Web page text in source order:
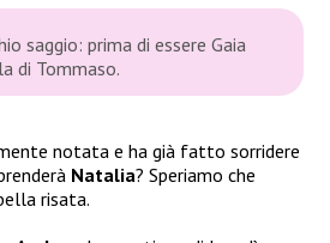
saggio: prima di essere Gaia
di Tommaso.
notata e ha già fatto sorridere
Natalia? Speriamo che
risata.